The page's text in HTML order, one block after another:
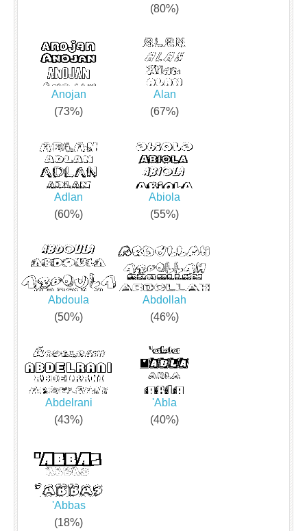
(80%)
Anojan
(73%)
Alan
(67%)
Adlan
(60%)
Abiola
(55%)
Abdoula
(50%)
Abdollah
(46%)
Abdelrani
(43%)
'Abla
(40%)
'Abbas
(18%)